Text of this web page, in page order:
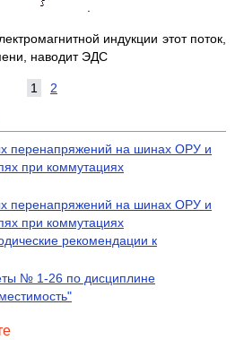
индукции этот поток,
наводит ЭДС
1 2
перенапряжений на шинах ОРУ и
при коммутациях
перенапряжений на шинах ОРУ и
при коммутациях
рекомендации к
№ 1-26 по дисциплине